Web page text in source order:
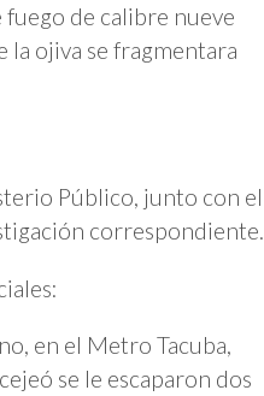
de calibre nueve
la ojiva se fragmentara
Público, junto con el
correspondiente.
en el Metro Tacuba,
se le escaparon dos